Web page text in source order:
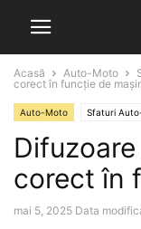
Acasă Auto-Moto
corect în funcție de
Auto-Moto Sfaturi
corect în
mai 5, 2025 Data